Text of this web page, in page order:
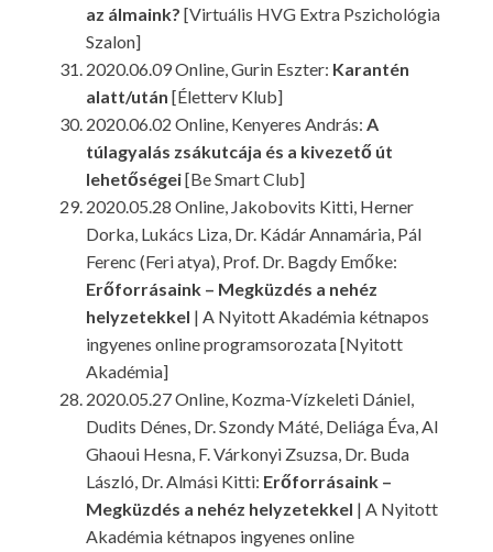
az álmaink? [Virtuális HVG Extra Pszichológia
Szalon]
2020.06.09 Online, Gurin Eszter: Karantén
alatt/után [Életterv Klub]
2020.06.02 Online, Kenyeres András: A
túlagyalás zsákutcája és a kivezető út
lehetőségei[Be Smart Club]
2020.05.28 Online, Jakobovits Kitti, Herner
Dorka, Lukács Liza, Dr. Kádár Annamária, Pál
Ferenc (Feri atya), Prof. Dr. Bagdy Emőke:
Erőforrásaink – Megküzdés a nehéz
helyzetekkel | A Nyitott Akadémia kétnapos
ingyenes online programsorozata [Nyitott
Akadémia]
2020.05.27 Online, Kozma-Vízkeleti Dániel,
Dudits Dénes, Dr. Szondy Máté, Deliága Éva, Al
Ghaoui Hesna, F. Várkonyi Zsuzsa, Dr. Buda
László, Dr. Almási Kitti: Erőforrásaink –
Megküzdés a nehéz helyzetekkel | A Nyitott
Akadémia kétnapos ingyenes online